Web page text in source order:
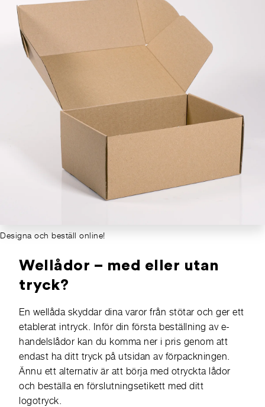
Designa och beställ online!
Wellådor – med eller utan
tryck?
En wellåda skyddar dina varor från stötar och ger ett
etablerat intryck. Inför din första beställning av e-
handelslådor kan du komma ner i pris genom att
endast ha ditt tryck på utsidan av förpackningen.
Ännu ett alternativ är att börja med otryckta lådor
och beställa en förslutningsetikett med ditt
logotryck.